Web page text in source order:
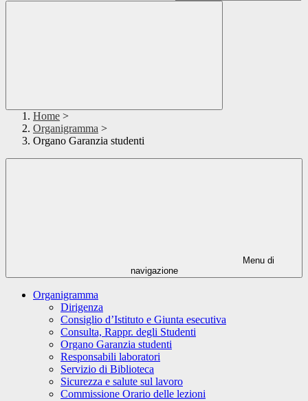
Home >
Organigramma >
Organo Garanzia studenti
Menu di
navigazione
Organigramma
Dirigenza
Consiglio d’Istituto e Giunta esecutiva
Consulta, Rappr. degli Studenti
Organo Garanzia studenti
Responsabili laboratori
Servizio di Biblioteca
Sicurezza e salute sul lavoro
Commissione Orario delle lezioni